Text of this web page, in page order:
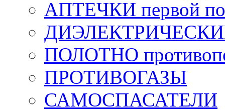
АПТЕЧКИ первой
ДИЭЛЕКТРИЧЕСКИЕ
ПОЛОТНО
ПРОТИВОГАЗЫ
САМОСПАСАТЕЛИ